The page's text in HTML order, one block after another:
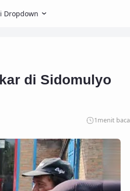
Dropdown
di Sidomulyo
1menit baca